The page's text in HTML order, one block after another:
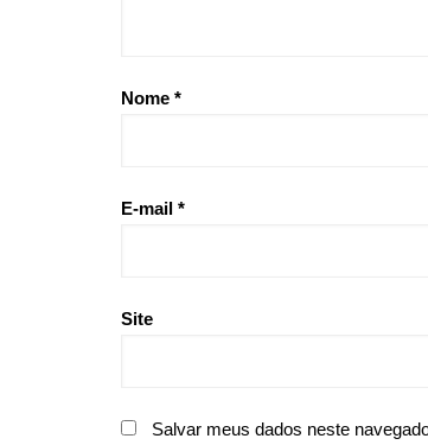
Nome *
E-mail *
Site
Salvar meus dados neste